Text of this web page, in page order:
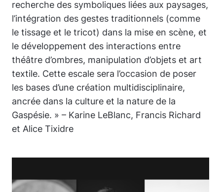
recherche des symboliques liées aux paysages,
l’intégration des gestes traditionnels (comme
le tissage et le tricot) dans la mise en scène, et
le développement des interactions entre
théâtre d’ombres, manipulation d’objets et art
textile. Cette escale sera l’occasion de poser
les bases d’une création multidisciplinaire,
ancrée dans la culture et la nature de la
Gaspésie. » – Karine LeBlanc, Francis Richard
et Alice Tixidre